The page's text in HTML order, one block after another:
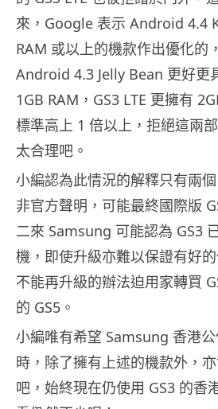
來，Google 表示 Android 4.4
RAM 或以上的機款作出優化的
Android 4.3 Jelly Bean 更好更
1GB RAM，GS3 LTE 更擁有
標準高上 1 倍以上，拒絕這兩
太合理吧。
小編認為此情況的解釋只有兩
非官方聲明，可能最終國際版
二來 Samsung 可能認為 GS3
機，即使升級亦難以保證有好
不能再升級的辦法迫用家轉買
的 GS5。
小編唯有希望 Samsung 香港
時，除了擁有上述的機款外，
吧，始終現在仍使用 GS3 的香